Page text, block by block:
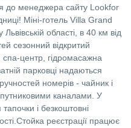
до менеджера сайту Lookfor
Міні-готель Villa Grand
області, в 40 км від
сезонний відкритий
центр, гідромасажна
парковці надаються
номерів - чайник і
каналами. У
і безкоштовні
реєстрації працює